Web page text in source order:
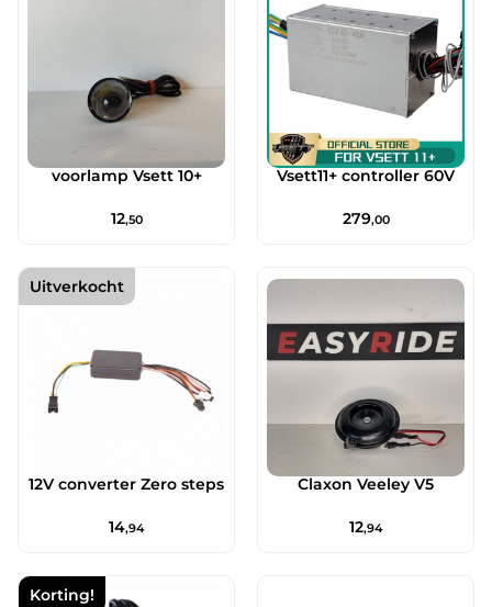
voorlamp Vsett 10+
12,50
Vsett11+ controller 60V
279,00
Uitverkocht
12V converter Zero steps
14,94
Claxon Veeley V5
12,94
Korting!